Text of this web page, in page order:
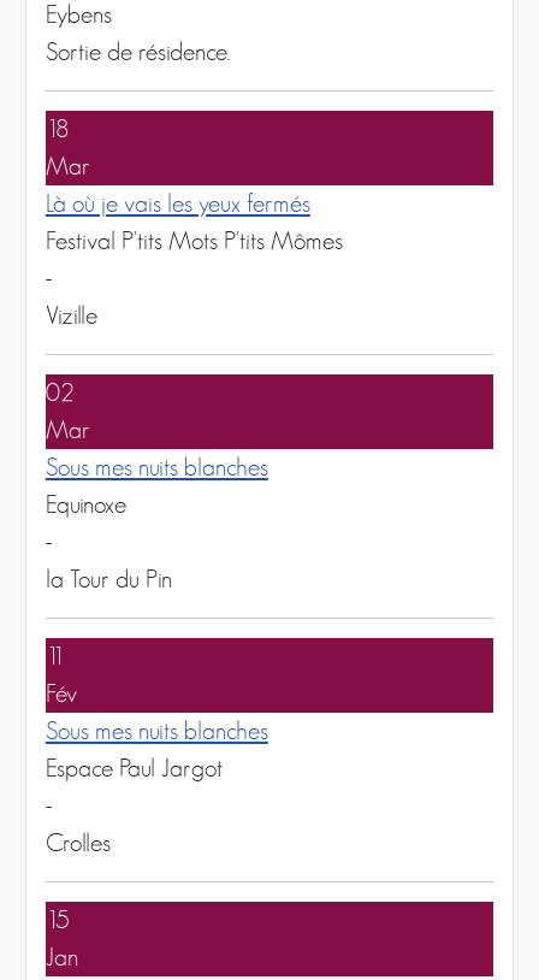
Eybens
Sortie de résidence.
18
Mar
Là où je vais les yeux fermés
Festival P'tits Mots P'tits Mômes
-
Vizille
02
Mar
Sous mes nuits blanches
Equinoxe
-
la Tour du Pin
Fév
Sous mes nuits blanches
Espace Paul Jargot
-
Crolles
15
Jan